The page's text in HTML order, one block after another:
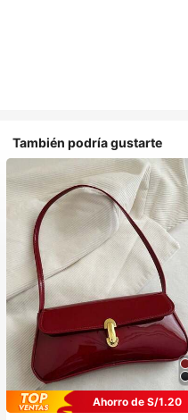
También podría gustarte
Ahorro de S/1.20